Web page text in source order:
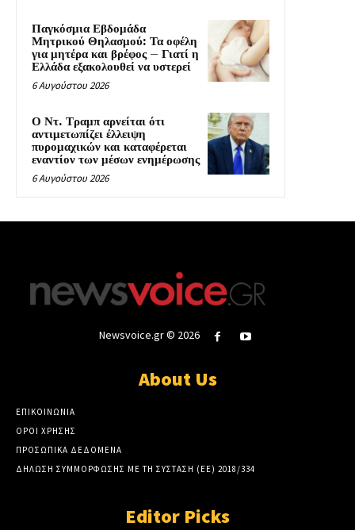
Παγκόσμια Εβδομάδα
Μητρικού Θηλασμού: Τα οφέλη
για μητέρα και βρέφος – Γιατί η
Ελλάδα εξακολουθεί να υστερεί
6 Αυγούστου 2026
Ο Ντ. Τραμπ αρνείται ότι
αντιμετωπίζει έλλειψη
πυρομαχικών και καταφέρεται
εναντίον των μέσων ενημέρωσης
6 Αυγούστου 2026
Newsvoice.gr © 2026
About Us
ΕΠΙΚΟΙΝΩΝΙΑ
ΟΡΟΙ ΧΡΗΣΗΣ
ΠΡΟΣΩΠΙΚΑ ΔΕΔΟΜΕΝΑ
ΔΗΛΩΣΗ ΣΥΜΜΟΡΦΩΣΗΣ ΜΕ ΤΗ ΣΥΣΤΑΣΗ (ΕΕ) 2018/334
Editor Picks